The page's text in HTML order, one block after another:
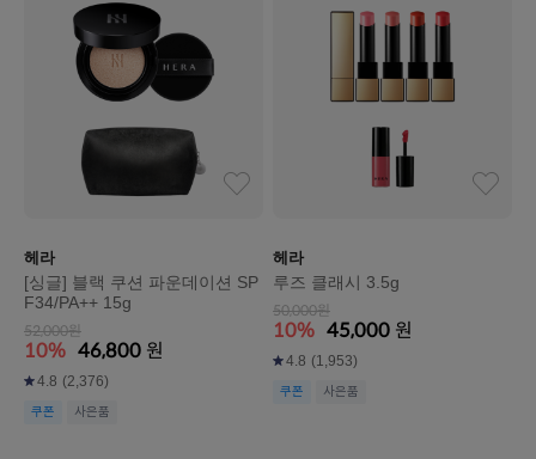
헤라
[싱글] 블랙 쿠션 파운데이션 SP
F34/PA++ 15g
52,000원
10% 46,800 원
4.8 (2,376)
쿠폰 사은품
헤라
루즈 클래시 3.5g
50,000원
10% 45,000 원
4.8 (1,953)
쿠폰 사은품